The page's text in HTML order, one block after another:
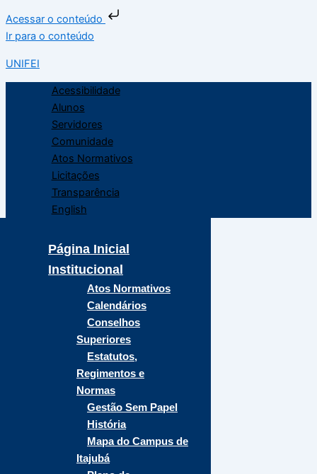
Acessar o conteúdo
Ir para o conteúdo
UNIFEI
Acessibilidade
Alunos
Servidores
Comunidade
Atos Normativos
Licitações
Transparência
English
Página Inicial
Institucional
Atos Normativos
Calendários
Conselhos
Superiores
Estatutos,
Regimentos e
Normas
Gestão Sem Papel
História
Mapa do Campus de
Itajubá